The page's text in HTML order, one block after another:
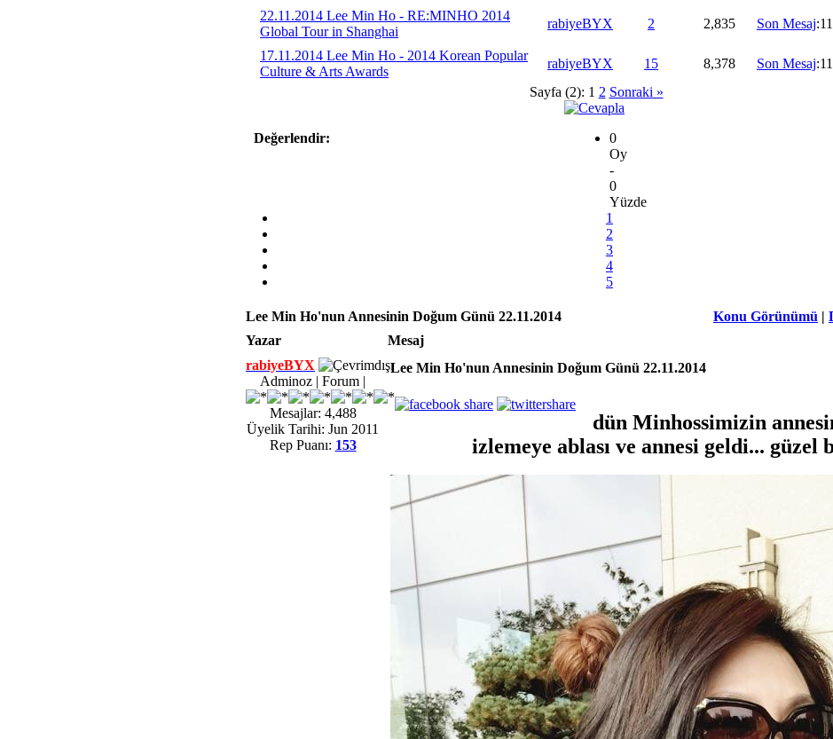
22.11.2014 Lee Min Ho - RE:MINHO 2014
Global Tour in Shanghai
rabiyeBYX 2 2,835 Son Mesaj
17.11.2014 Lee Min Ho - 2014 Korean Popular
Culture & Arts Awards
rabiyeBYX 15 8,378 Son Mesaj
Sayfa (2): 1 2 Sonraki »
Değerlendir:
0
Oy
-
0
Yüzde
1
2
3
4
5
Konu Görünümü |
Lee Min Ho'nun Annesinin Doğum Günü 22.11.2014
Yazar
Mesaj
rabiyeBYX
Adminoz | Forum |
Mesajlar: 4,488
Üyelik Tarihi: Jun 2011
Rep Puanı: 153
Lee Min Ho'nun Annesinin Doğum Günü 22.11.2014
dün Minhossimizin
izlemeye ablası ve annesi geldi...